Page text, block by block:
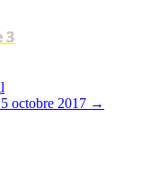
3
octobre 2017 →